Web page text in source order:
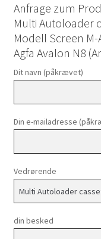
Anfrage zum
Multi Autoloader
Modell Screen M-
Agfa Avalon N8
Dit navn (påkrævet)
Din e-mailadresse
Vedrørende
din besked